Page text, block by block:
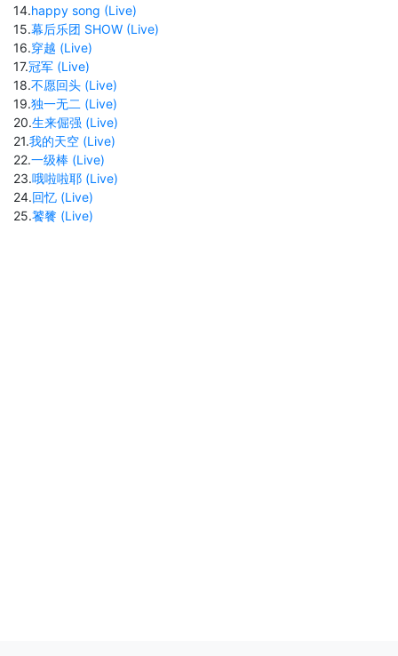
14.happy song (Live)
15.幕后乐团 SHOW (Live)
16.穿越 (Live)
17.冠军 (Live)
18.不愿回头 (Live)
19.独一无二 (Live)
20.生来倔强 (Live)
21.我的天空 (Live)
22.一级棒 (Live)
23.哦啦啦耶 (Live)
24.回忆 (Live)
25.饕餮 (Live)